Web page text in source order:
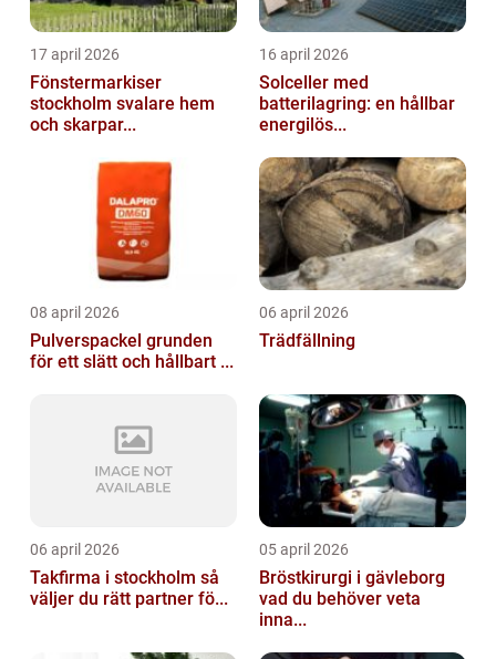
17 april 2026
Fönstermarkiser
stockholm svalare hem
och skarpar...
16 april 2026
Solceller med
batterilagring: en hållbar
energilös...
08 april 2026
Pulverspackel grunden
för ett slätt och hållbart ...
06 april 2026
Trädfällning
06 april 2026
Takfirma i stockholm så
väljer du rätt partner fö...
05 april 2026
Bröstkirurgi i gävleborg
vad du behöver veta
inna...